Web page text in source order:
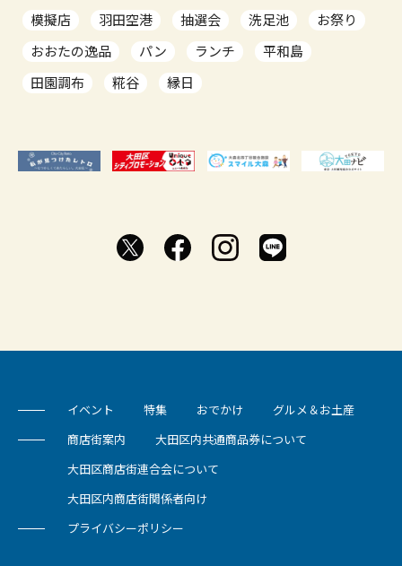
模擬店
羽田空港 抽選会 洗足池
お祭り
おおたの逸品
パン ランチ
平和島
田園調布
糀谷 縁日
イベント 特集 おでかけ グルメ＆お土産
商店街案内 大田区内共通商品券について
大田区商店街連合会について
大田区内商店街関係者向け
プライバシーポリシー